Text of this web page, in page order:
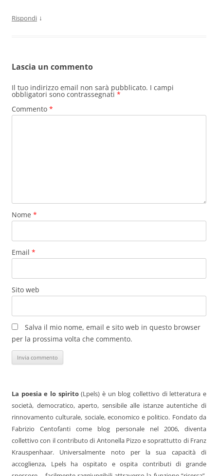
Rispondi ↓
Lascia un commento
Il tuo indirizzo email non sarà pubblicato. I campi
obbligatori sono contrassegnati *
Commento *
Nome *
Email *
Sito web
Salva il mio nome, email e sito web in questo browser
per la prossima volta che commento.
La poesia e lo spirito(Lpels) è un blog collettivo di letteratura e
società, democratico, aperto, sensibile alle istanze autentiche di
rinnovamento culturale, sociale, economico e politico. Fondato da
Fabrizio Centofanti come blog personale nel 2006, diventa
collettivo con il contributo di Antonella Pizzo e soprattutto di Franz
Krauspenhaar. Universalmente noto per la sua capacità di
accoglienza, Lpels ha ospitato e ospita contributi di grande